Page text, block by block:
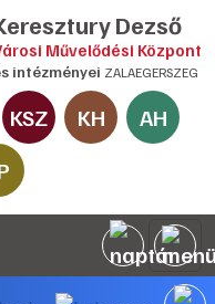
Dezső
Művelődési Központ
intézményei ZALAEGERSZEG
KSZ KH
AH